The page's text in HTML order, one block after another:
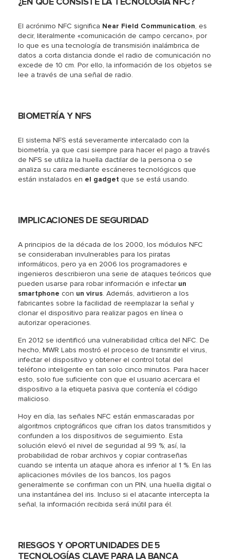
El acrónimo NFC significa Near Field Communication, es
decir, literalmente «comunicación de campo cercano», por
lo que es una tecnología de transmisión inalámbrica de
datos a corta distancia donde el radio de comunicación no
excede de 10 cm. Por ello, la información de los objetos se
lee a través de una señal de radio.
BIOMETRÍA Y NFS
El sistema NFS está severamente intercalado con la
biometría, ya que casi siempre para hacer el pago a través
de NFS se utiliza la huella dactilar de la persona o se
analiza su cara mediante escáneres tecnológicos que
están instalados en el gadget que se está usando.
IMPLICACIONES DE SEGURIDAD
A principios de la década de los 2000, los módulos NFC
se consideraban invulnerables para los piratas
informáticos, pero ya en 2006 los programadores e
ingenieros describieron una serie de ataques teóricos que
pueden usarse para robar información e infectar un
smartphone con un virus. Además, advirtieron a los
fabricantes sobre la facilidad de reemplazar la señal y
clonar el dispositivo para realizar pagos en línea o
autorizar operaciones.
En 2012 se identificó una vulnerabilidad crítica del NFC. De
hecho, MWR Labs mostró el proceso de transmitir el virus,
infectar el dispositivo y obtener el control total del
teléfono inteligente en tan solo cinco minutos. Para hacer
esto, solo fue suficiente con que el usuario acercara el
dispositivo a la etiqueta pasiva que contenía el código
malicioso.
Hoy en día, las señales NFC están enmascaradas por
algoritmos criptográficos que cifran los datos transmitidos y
confunden a los dispositivos de seguimiento. Esta
solución elevó el nivel de seguridad al 99 %; así, la
probabilidad de robar archivos y copiar contraseñas
cuando se intenta un ataque ahora es inferior al 1 %. En las
aplicaciones móviles de los bancos, los pagos
generalmente se confirman con un PIN, una huella digital o
una instantánea del iris. Incluso si el atacante intercepta la
señal, la información recibida será inútil para él.
RIESGOS Y OPORTUNIDADES DE 5
TECNOLOGÍAS CLAVE PARA LA BANCA